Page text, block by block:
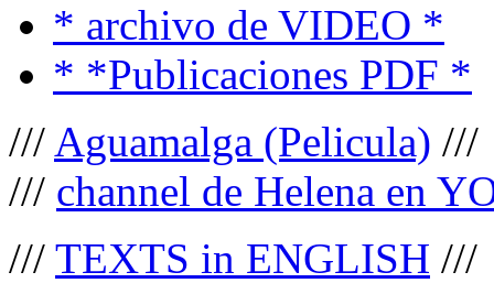
* archivo de VIDEO *
* *Publicaciones PDF *
/// Aguamalga (Pelicula) ///
/// channel de Helena en
/// TEXTS in ENGLISH ///